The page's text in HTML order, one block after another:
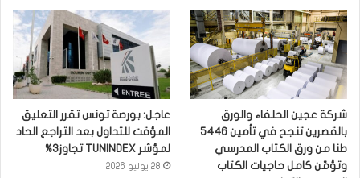
شركة عجين الحلفاء والورق
بالقصرين تنجح في تأمين 5446
طنا من ورق الكتاب المدرسي
وتؤمّن كامل حاجيات الكتاب
عاجل: بورصة تونس تقرر التعليق
المؤقت للتداول بعد التراجع الحاد
لمؤشر TUNINDEX تجاوز3%
28 يوليو 2026